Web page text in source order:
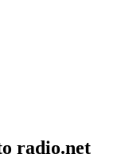
radio.net